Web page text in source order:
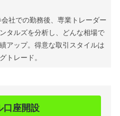
社での勤務後、専業トレーダー
タルズを分析し、どんな相場で
アップ。得意な取引スタイルは
トレード。
口座開設